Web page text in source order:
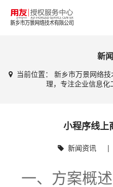
新
当前位置：新乡市万景网络
理，专注企业信息化
小程序线上
新闻资讯
一、方案概述